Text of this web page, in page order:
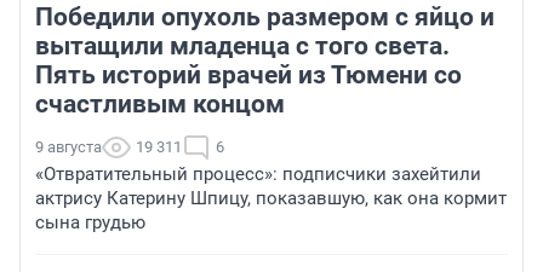
Победили опухоль размером с яйцо и
вытащили младенца с того света.
Пять историй врачей из Тюмени со
счастливым концом
9 августа 19 311 6
«Отвратительный процесс»: подписчики захейтили
актрису Катерину Шпицу, показавшую, как она кормит
сына грудью